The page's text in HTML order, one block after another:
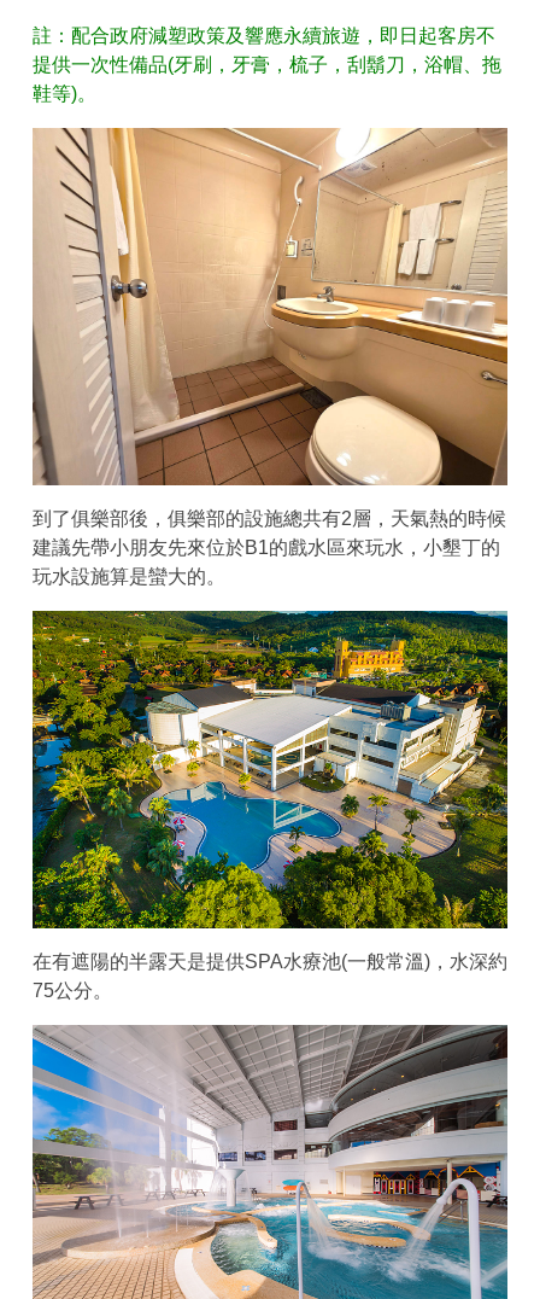
註：配合政府減塑政策及響應永續旅遊，即日起客房不
提供一次性備品(牙刷，牙膏，梳子，刮鬍刀，浴帽、拖
鞋等)。
到了俱樂部後，俱樂部的設施總共有2層，天氣熱的時候
建議先帶小朋友先來位於B1的戲水區來玩水，小墾丁的
玩水設施算是蠻大的。
在有遮陽的半露天是提供SPA水療池(一般常溫)，水深約
75公分。